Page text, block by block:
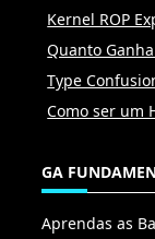
Kernel ROP
Quanto
Type
Como ser um
GA
Aprendas as